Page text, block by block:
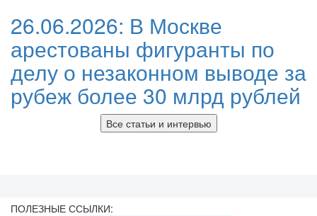
26.06.2026: В Москве
арестованы фигуранты по
делу о незаконном выводе за
рубеж более 30 млрд рублей
Все статьи и интервью
ПОЛЕЗНЫЕ ССЫЛКИ: